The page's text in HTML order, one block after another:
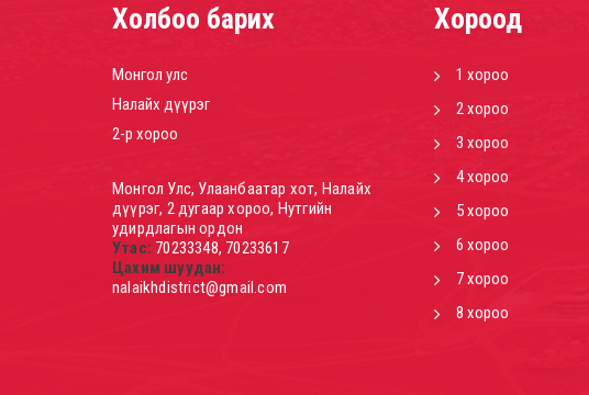
Холбоо барих
Монгол улс
Налайх дүүрэг
2-р хороо
Монгол Улс, Улаанбаатар хот, Налайх
дүүрэг, 2 дугаар хороо, Нутгийн
удирдлагын ордон
Утас: 70233348, 70233617
Цахим шуудан:
nalaikhdistrict@gmail.com
Хороод
1 хороо
2 хороо
3 хороо
4 хороо
5 хороо
6 хороо
7 хороо
8 хороо